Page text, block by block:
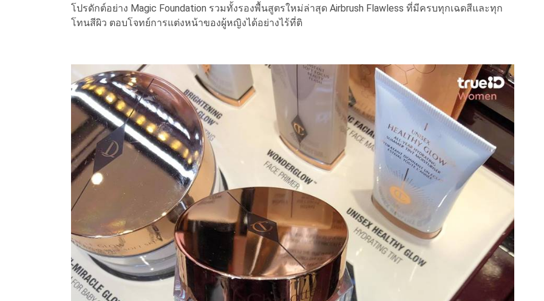
โปรดักต์อย่าง Magic Foundation รวมทั้งรองพื้นสูตรใหม่ล่าสุด Airbrush Flawless ที่มีครบทุกเฉดสีและทุก
โทนสีผิว ตอบโจทย์การแต่งหน้าของผู้หญิงได้อย่างไร้ที่ติ